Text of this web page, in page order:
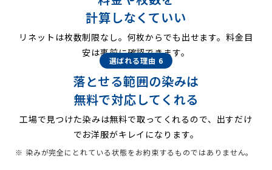
計算しなくていい
リネットは枚数制限なし。何枚からでも出せます。料金目
安は事前に確認できます。
選ばれる理由 6
落とせる範囲の染みは
無料で対応してくれる
工場で見つけた染みは無料で取ってくれるので、出すだけ
でお洋服がキレイになります。
※ 染みが完全にとれている状態をお約束するものではありません。